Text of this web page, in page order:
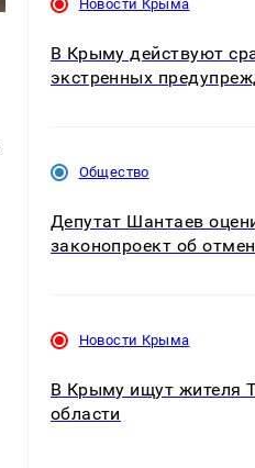
Новости Крыма
В Крыму действуют
экстренных
Общество
Депутат Шантаев
законопроект об
Новости Крыма
В Крыму ищут жителя
области